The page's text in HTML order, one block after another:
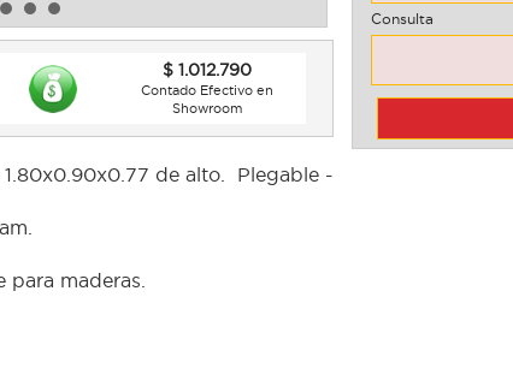
$ 1.012.790
Contado Efectivo en
Showroom
de alto. Plegable -
para maderas.
Consulta